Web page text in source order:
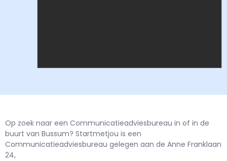
Op zoek naar een Communicatieadviesbureau in of in de
buurt van Bussum? Startmetjou is een
Communicatieadviesbureau gelegen aan de Anne Franklaan
24,